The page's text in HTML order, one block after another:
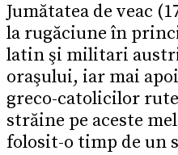
Jumătatea de veac
la rugăciune în
latin şi militari
oraşului, iar mai
greco-catolicilor
străine pe aceste
folosit-o timp de un